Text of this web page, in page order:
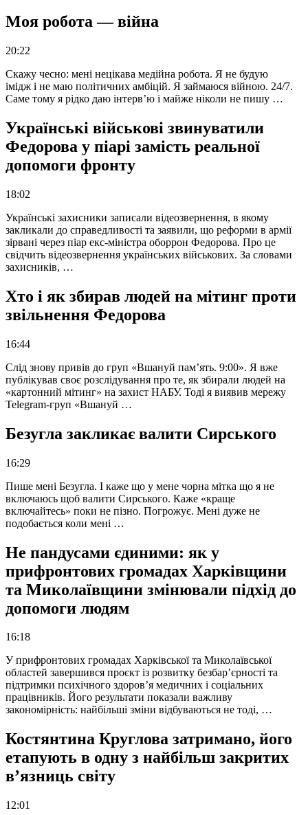
Моя робота — війна
20:22
Скажу чесно: мені нецікава медійна робота. Я не будую
імідж і не маю політичних амбіцій. Я займаюся війною. 24/7.
Саме тому я рідко даю інтерв’ю і майже ніколи не пишу …
Українські військові звинуватили
Федорова у піарі замість реальної
допомоги фронту
18:02
Українські захисники записали відеозвернення, в якому
закликали до справедливості та заявили, що реформи в армії
зірвані через піар екс-міністра оборрон Федорова. Про це
свідчить відеозвернення українських військових. За словами
захисників, …
Хто і як збирав людей на мітинг проти
звільнення Федорова
16:44
Слід знову привів до груп «Вшануй пам’ять. 9:00». Я вже
публікував своє розслідування про те, як збирали людей на
«картонний мітинг» на захист НАБУ. Тоді я виявив мережу
Telegram-груп «Вшануй …
Безугла закликає валити Сирського
16:29
Пише мені Безугла. І каже що у мене чорна мітка що я не
включаюсь щоб валити Сирського. Каже «краще
включайтесь» поки не пізно. Погрожує. Мені дуже не
подобається коли мені …
Не пандусами єдиними: як у
прифронтових громадах Харківщини
та Миколаївщини змінювали підхід до
допомоги людям
16:18
У прифронтових громадах Харківської та Миколаївської
областей завершився проєкт із розвитку безбар’єрності та
підтримки психічного здоров’я медичних і соціальних
працівників. Його результати показали важливу
закономірність: найбільші зміни відбуваються не тоді, …
Костянтина Круглова затримано, його
етапують в одну з найбільш закритих
в’язниць світу
12:01